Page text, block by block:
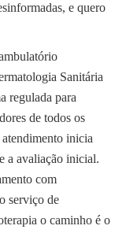
e quero
Sanitária
regulada para
de todos os
inicia
a avaliação inicial.
com
serviço de
o caminho é o